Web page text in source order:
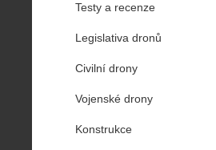
Testy a recenze
Legislativa dronů
Civilní drony
Vojenské drony
Konstrukce